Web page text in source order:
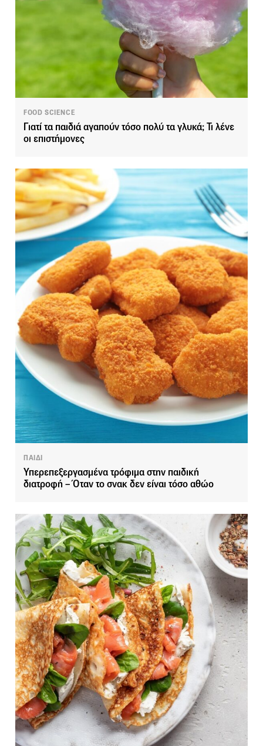
FOOD SCIENCE
Γιατί τα παιδιά αγαπούν τόσο πολύ τα γλυκά; Τι λένε
οι επιστήμονες
ΠΑΙΔΙ
Υπερεπεξεργασμένα τρόφιμα στην παιδική
διατροφή – Όταν το σνακ δεν είναι τόσο αθώο